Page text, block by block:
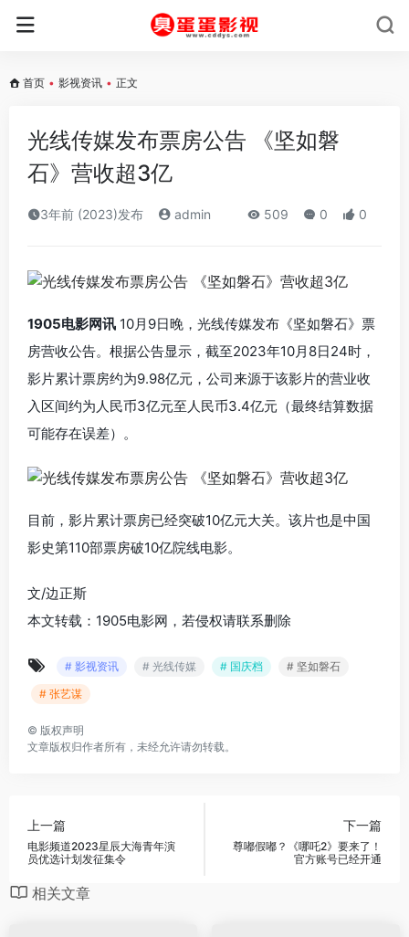
首页 • 影视资讯 • 正文
光线传媒发布票房公告 《坚如磐
石》营收超3亿
3年前 (2023)发布 admin 509 0 0
1905电影网讯 10月9日晚，光线传媒发布《坚如磐石》票
房营收公告。根据公告显示，截至2023年10月8日24时，
影片累计票房约为9.98亿元，公司来源于该影片的营业收
入区间约为人民币3亿元至人民币3.4亿元（最终结算数据
可能存在误差）。
目前，影片累计票房已经突破10亿元大关。该片也是中国
影史第110部票房破10亿院线电影。
文/边正斯
本文转载：1905电影网，若侵权请联系删除
# 影视资讯 # 光线传媒 # 国庆档
# 坚如磐石
# 张艺谋
© 版权声明
文章版权归作者所有，未经允许请勿转载。
上一篇
电影频道2023星辰大海青年演
员优选计划发征集令
下一篇
尊嘟假嘟？《哪吒2》要来了！
官方账号已经开通
相关文章